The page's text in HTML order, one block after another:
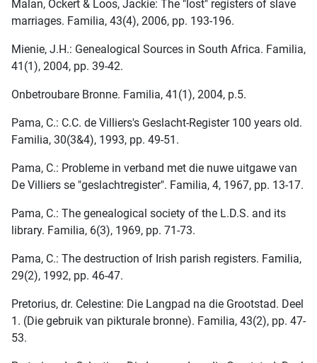
Malan, Ockert & Loos, Jackie: The "lost" registers of slave
marriages. Familia, 43(4), 2006, pp. 193-196.
Mienie, J.H.: Genealogical Sources in South Africa. Familia,
41(1), 2004, pp. 39-42.
Onbetroubare Bronne. Familia, 41(1), 2004, p.5.
Pama, C.: C.C. de Villiers's Geslacht-Register 100 years old.
Familia, 30(3&4), 1993, pp. 49-51.
Pama, C.: Probleme in verband met die nuwe uitgawe van
De Villiers se "geslachtregister". Familia, 4, 1967, pp. 13-17.
Pama, C.: The genealogical society of the L.D.S. and its
library. Familia, 6(3), 1969, pp. 71-73.
Pama, C.: The destruction of Irish parish registers. Familia,
29(2), 1992, pp. 46-47.
Pretorius, dr. Celestine: Die Langpad na die Grootstad. Deel
1. (Die gebruik van pikturale bronne). Familia, 43(2), pp. 47-
53.